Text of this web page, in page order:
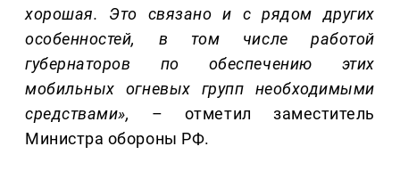
хорошая. Это связано и с рядом других
особенностей, в том числе работой
губернаторов по обеспечению этих
мобильных огневых групп необходимыми
средствами»,
– отметил заместитель
Министра обороны РФ.